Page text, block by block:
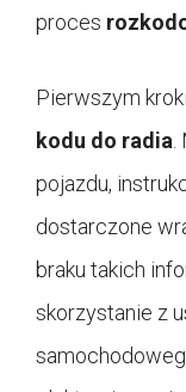
proces
Pierwszym
kodu do radia.
pojazdu,
dostarczone
braku takich
skorzystanie z